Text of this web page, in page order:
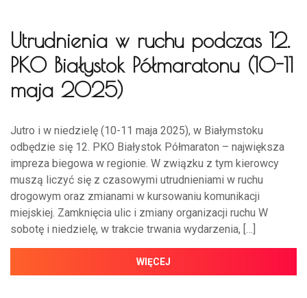
Utrudnienia w ruchu podczas 12.
PKO Białystok Półmaratonu (10-11
maja 2025)
Jutro i w niedzielę (10-11 maja 2025), w Białymstoku
odbędzie się 12. PKO Białystok Półmaraton – największa
impreza biegowa w regionie. W związku z tym kierowcy
muszą liczyć się z czasowymi utrudnieniami w ruchu
drogowym oraz zmianami w kursowaniu komunikacji
miejskiej. Zamknięcia ulic i zmiany organizacji ruchu W
sobotę i niedzielę, w trakcie trwania wydarzenia, […]
WIĘCEJ